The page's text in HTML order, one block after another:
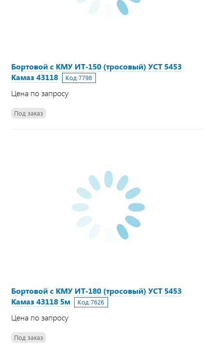
Бортовой с КМУ ИТ-150 (тросовый) УСТ 5453
Камаз 43118
Код:7798
Цена по запросу
Под заказ
Бортовой с КМУ ИТ-180 (тросовый) УСТ 5453
Камаз 43118 5м
Код:7626
Цена по запросу
Под заказ